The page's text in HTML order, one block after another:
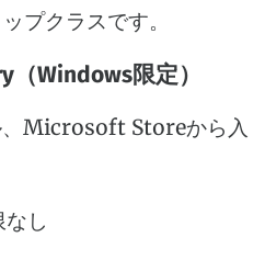
プクラスです。
Windows限定）
Microsoft Storeから入
し